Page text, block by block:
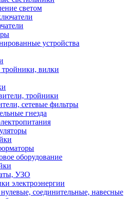
светом
устройства
вилки
тройники
сетевые фильтры
гнезда
оборудование
УЗО
электроэнергии
соединительные, навесные